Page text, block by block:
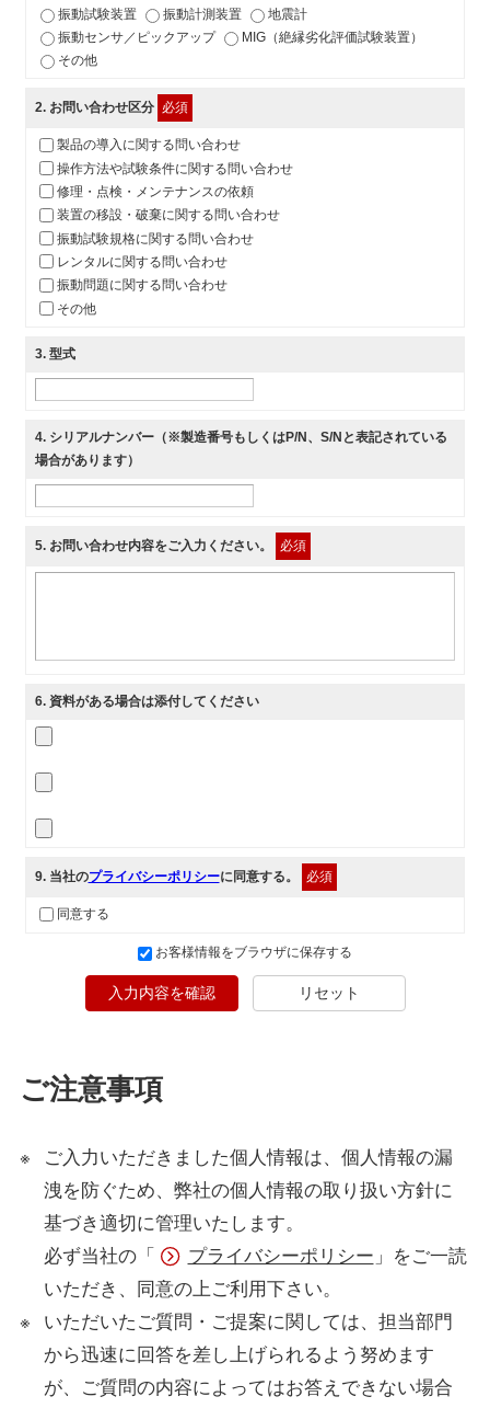
振動試験装置 振動計測装置
地震計
振動センサ／ピックアップ
MIG（絶縁劣化評価試験装置）
その他
2. お問い合わせ区分 必須
製品の導入に関する問い合わせ
操作方法や試験条件に関する問い合わせ
修理・点検・メンテナンスの依頼
装置の移設・破棄に関する問い合わせ
振動試験規格に関する問い合わせ
レンタルに関する問い合わせ
振動問題に関する問い合わせ
その他
3. 型式
4. シリアルナンバー（※製造番号もしくはP/N、S/Nと表記されている
場合があります）
5. お問い合わせ内容をご入力ください。 必須
6. 資料がある場合は添付してください
9. 当社のプライバシーポリシーに同意する。 必須
同意する
お客様情報をブラウザに保存する
入力内容を確認 リセット
ご注意事項
ご入力いただきました個人情報は、個人情報の漏
洩を防ぐため、弊社の個人情報の取り扱い方針に
基づき適切に管理いたします。
必ず当社の「
プライバシーポリシー 」をご一読
いただき、同意の上ご利用下さい。
いただいたご質問・ご提案に関しては、担当部門
から迅速に回答を差し上げられるよう努めます
が、ご質問の内容によってはお答えできない場合